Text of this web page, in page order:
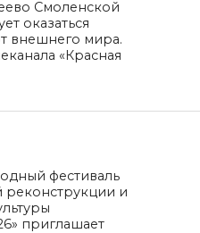
Смоленской
оказаться
внешнего мира.
«Красная
фестиваль
реконструкции и
приглашает